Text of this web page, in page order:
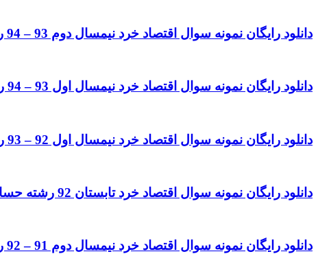
دانلود رایگان نمونه سوال اقتصاد خرد نیمسال دوم 93 – 94 رشته حسابداری
دانلود رایگان نمونه سوال اقتصاد خرد نیمسال اول 93 – 94 رشته حسابداری
دانلود رایگان نمونه سوال اقتصاد خرد نیمسال اول 92 – 93 رشته حسابداری
دانلود رایگان نمونه سوال اقتصاد خرد تابستان 92 رشته حسابداری
دانلود رایگان نمونه سوال اقتصاد خرد نیمسال دوم 91 – 92 رشته حسابداری